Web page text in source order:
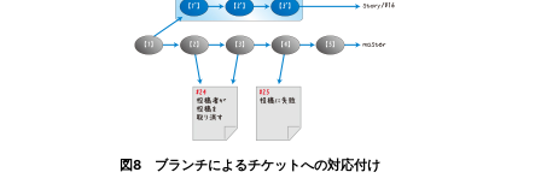
図8 ブランチによるチケットへの対応付け